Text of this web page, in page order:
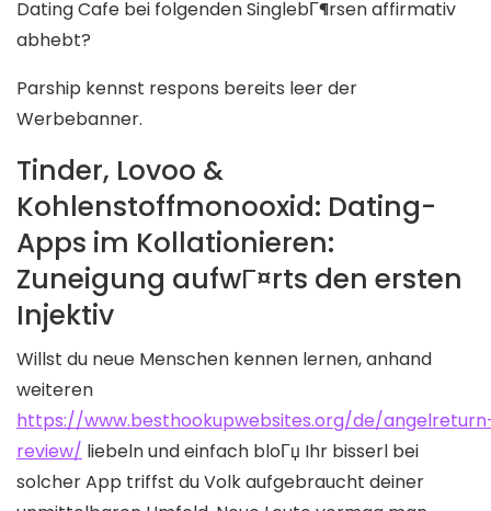
Dating Cafe bei folgenden SinglebГ¶rsen affirmativ
abhebt?
Parship kennst respons bereits leer der
Werbebanner.
Tinder, Lovoo &
Kohlenstoffmonooxid: Dating-
Apps im Kollationieren:
Zuneigung aufwГ¤rts den ersten
Injektiv
Willst du neue Menschen kennen lernen, anhand
weiteren
https://www.besthookupwebsites.org/de/
review/ liebeln und einfach bloГџ Ihr bisserl bei
solcher App triffst du Volk aufgebraucht deiner